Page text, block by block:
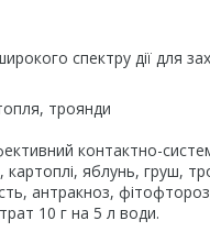
спектру дії для
троянди
контактно-
картоплі, яблунь, груш,
антракноз,
10 г на 5 л води.